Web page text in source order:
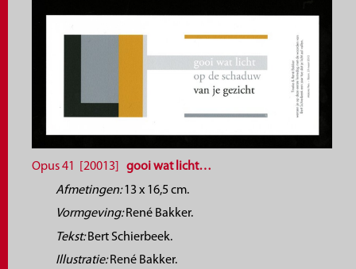
Opus 41 [20013]
gooi wat licht…
Afmetingen:13 x 16,5 cm.
Vormgeving:René Bakker.
Tekst:Bert Schierbeek.
Illustratie:René Bakker.